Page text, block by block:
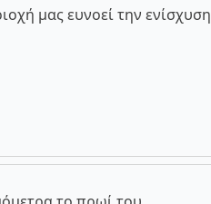
μας ευνοεί την ενίσχυση